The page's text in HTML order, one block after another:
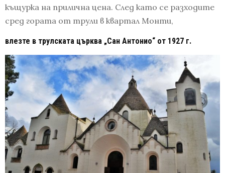
къщурка на прилична цена. След като се разходите
сред гората от трули в квартал Монти,
влезте в трулската църква „Сан Антонио“ от 1927 г.